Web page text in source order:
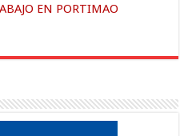
EN PORTIMAO